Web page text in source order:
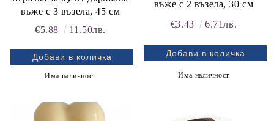
въже с 3 възела, 45 см
€5.88
11.50лв.
Има наличност
въже с 2 възела, 30 см
€3.43
6.71лв.
Има наличност